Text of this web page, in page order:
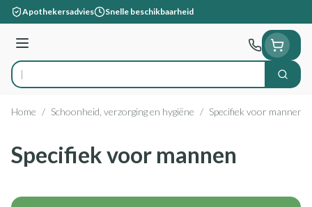
Ga naar de inhoud
Apothekersadvies Snelle beschikbaarheid
Menu
Product, merk, categorie... Zoek
Home / Schoonheid, verzorging en hygiëne / Specifiek voor mannen
Specifiek voor mannen